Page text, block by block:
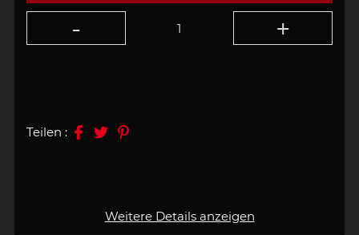
Weitere Details anzeigen
Teilen :